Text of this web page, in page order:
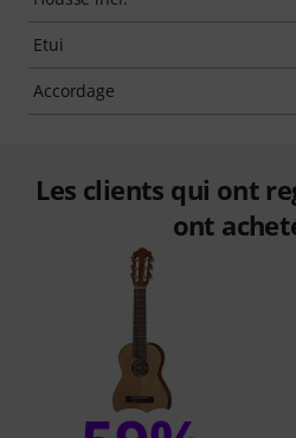
Etui
Accordage
Les clients qui ont
ont